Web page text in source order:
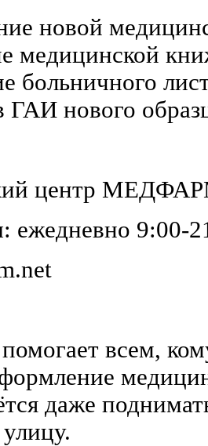
новой
медицинской
больничного
ГАИ нового
ежедневно 9:00-
всем,
даже